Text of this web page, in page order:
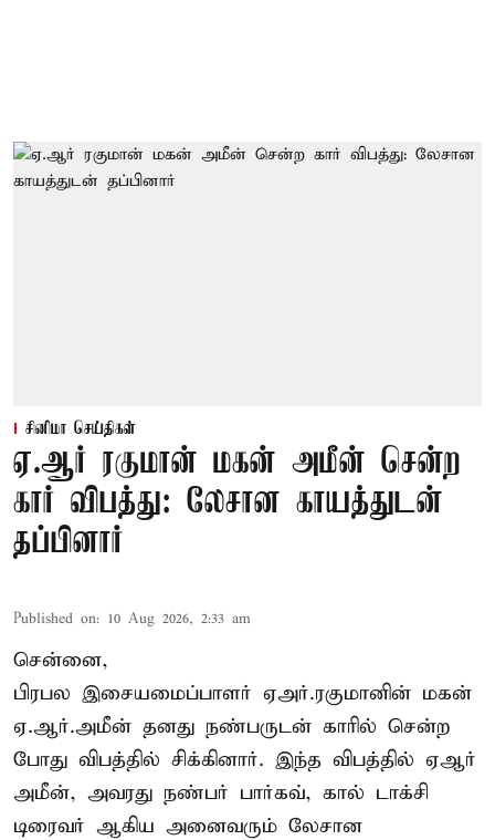
சினிமா செய்திகள்
ஏ.ஆர் ரகுமான் மகன் அமீன் சென்ற
கார் விபத்து: லேசான காயத்துடன்
தப்பினார்
Published on: 10 Aug 2026, 2:33 am
சென்னை,
பிரபல இசையமைப்பாளர் ஏஅர்.ரகுமானின் மகன்
ஏ.ஆர்.அமீன் தனது நண்பருடன் காரில் சென்ற
போது விபத்தில் சிக்கினார். இந்த விபத்தில் ஏஆர்
அமீன், அவரது நண்பர் பார்கவ், கால் டாக்சி
டிரைவர் ஆகிய அனைவரும் லேசான